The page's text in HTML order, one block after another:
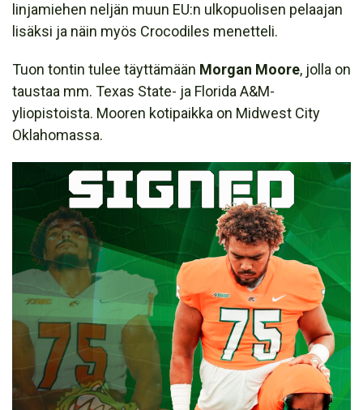
linjamiehen neljän muun EU:n ulkopuolisen pelaajan
lisäksi ja näin myös Crocodiles menetteli.
Tuon tontin tulee täyttämään Morgan Moore, jolla on
taustaa mm. Texas State- ja Florida A&M-
yliopistoista. Mooren kotipaikka on Midwest City
Oklahomassa.